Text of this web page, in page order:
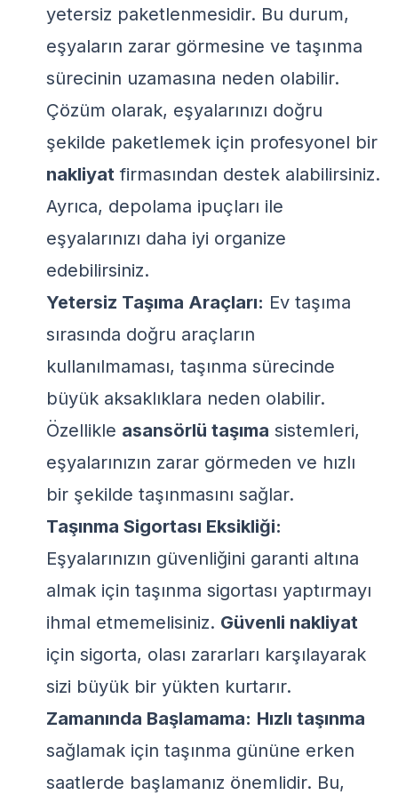
yetersiz paketlenmesidir. Bu durum,
eşyaların zarar görmesine ve taşınma
sürecinin uzamasına neden olabilir.
Çözüm olarak, eşyalarınızı doğru
şekilde paketlemek için profesyonel bir
nakliyat firmasından destek alabilirsiniz.
Ayrıca, depolama ipuçları ile
eşyalarınızı daha iyi organize
edebilirsiniz.
Yetersiz Taşıma Araçları: Ev taşıma
sırasında doğru araçların
kullanılmaması, taşınma sürecinde
büyük aksaklıklara neden olabilir.
Özellikle asansörlü taşıma sistemleri,
eşyalarınızın zarar görmeden ve hızlı
bir şekilde taşınmasını sağlar.
Taşınma Sigortası Eksikliği:
Eşyalarınızın güvenliğini garanti altına
almak için taşınma sigortası yaptırmayı
ihmal etmemelisiniz. Güvenli nakliyat
için sigorta, olası zararları karşılayarak
sizi büyük bir yükten kurtarır.
Zamanında Başlamama: Hızlı taşınma
sağlamak için taşınma gününe erken
saatlerde başlamanız önemlidir. Bu,